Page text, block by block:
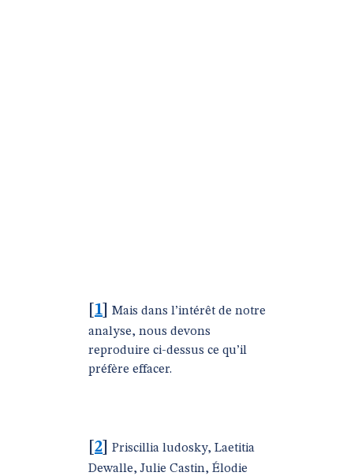
1
Mais dans l’intérêt de notre
analyse, nous devons
reproduire ci-dessus ce qu’il
préfère effacer.
2
Priscillia ludosky, Laetitia
Dewalle, Julie Castin, Élodie